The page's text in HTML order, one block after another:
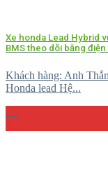
Xe honda Lead Hybrid
BMS theo dõi bằng
Khách hàng: Anh
Honda lead Hệ...